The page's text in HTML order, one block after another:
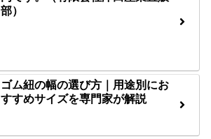
部）
ゴム紐の幅の選び方｜用途別にお
すすめサイズを専門家が解説